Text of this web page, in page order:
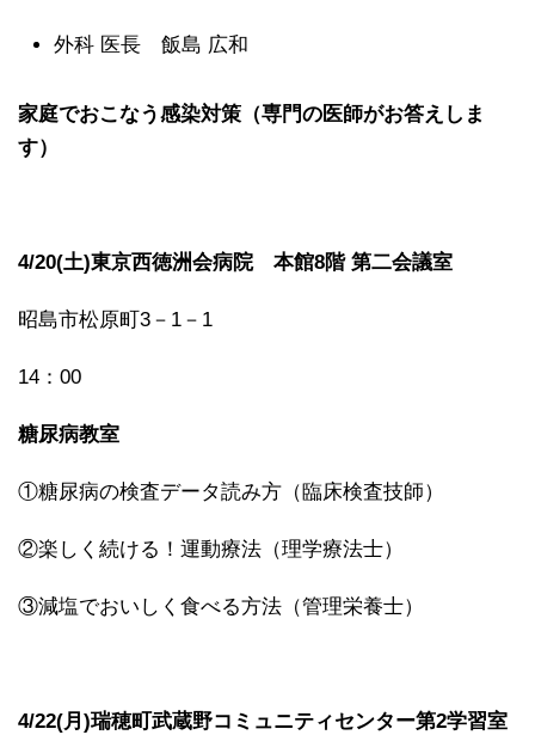
外科 医長 飯島 広和
家庭でおこなう感染対策（専門の医師がお答えしま
す）
4/20(土)東京西徳洲会病院 本館8階 第二会議室
昭島市松原町3－1－1
14：00
糖尿病教室
①糖尿病の検査データ読み方（臨床検査技師）
②楽しく続ける！運動療法（理学療法士）
③減塩でおいしく食べる方法（管理栄養士）
4/22(月)瑞穂町武蔵野コミュニティセンター第2学習室